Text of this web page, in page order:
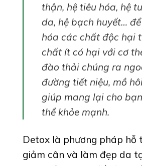
thận, hệ tiêu hóa, hệ
da, hệ bạch huyết…
hóa các chất độc hại
chất ít có hại với cơ
đào thải chúng ra
đường tiết niệu, mồ
giúp mang lại cho
thể khỏe mạnh.
Detox là phương pháp hỗ
giảm cân và làm đẹp da